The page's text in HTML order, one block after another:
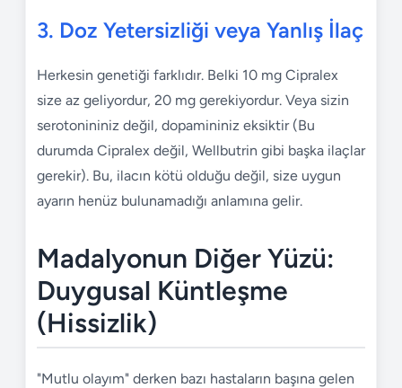
3. Doz Yetersizliği veya Yanlış İlaç
Herkesin genetiği farklıdır. Belki 10 mg Cipralex
size az geliyordur, 20 mg gerekiyordur. Veya sizin
serotonininiz değil, dopamininiz eksiktir (Bu
durumda Cipralex değil, Wellbutrin gibi başka ilaçlar
gerekir). Bu, ilacın kötü olduğu değil, size uygun
ayarın henüz bulunamadığı anlamına gelir.
Madalyonun Diğer Yüzü:
Duygusal Küntleşme
(Hissizlik)
"Mutlu olayım" derken bazı hastaların başına gelen